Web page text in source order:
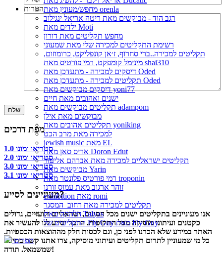
מחפש/מעונין מאת orenla
רגב הוד - מבוקשים מאת ריטה אריאל ינגילוב
ילדים מאת Moti
מחפש תקליטים מאת דורון
רשימת התקליטים למכירה שלי מאת שמעוני
תקליטים למכירה..ברי סחרוֹף, ז׳אן קונפליקט, כרומוזום,
מינימל קומפקט, רמי פורטיס מאת shai310
דיסקים למכירה - מתעדכן מאת Oded
תקליטים למכירה - מתעדכן מאת Oded
דיסקים מבוקשים מאת yoni77
ישנים ואהובים מאת חיים
תקליטים מבוקשים מאת adampom
מבוקשים מאת אילן
תקליטים אהובים מאת yoniking
למכירה מאת מרב הכט
jewish music מאת EL
אריס סאן מאת Doron Edut
תקליטים ישראליים למכירה מאת אברהם אליעזר
מבוקשים מאת Yarin
רמי פורטיס פלונטר מאת troponin
זוהר ארגוב מאת עמוס זורנו
exhibition מאת romi
תקליטים למכירה מאת רחוב_המסגר
הלהקה מאת Talyas
התקליטים של Fly Guy מאת Fly Guy
תפריט
הערות
מפת דרכים
סטריאו ומונו 1.0
סטריאו ומונו 2.0
סטריאו ומונו 3.0
סטריאו ומונו 3.1
מעוניינים לסייע?
אנו מעוניינים בתקליטים ישנים מכל הסוגים, ישראליים ולועזיים, גדולים
כקטנים ועיתוני מוסיקה מכל התקופות. הדבר יסייע לנו להעשיר את
האתר במידע שלא הכרנו לפני כן, וגם לכסות חלק מההוצאות הכספיות.
כל מי שמעוניין לתרום תקליטים ועיתוני מוסיקה, צרו אתנו קשר בתיבה
שמשמאל. תודה!